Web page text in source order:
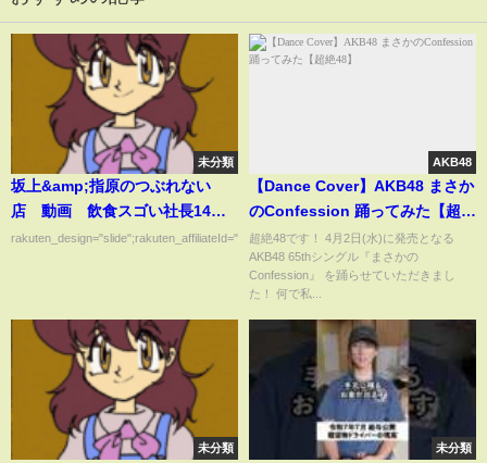
未分類
坂上&amp;指原のつぶれない
店 動画 飲食スゴい社長14名
が選ぶベスト10の名店 3月10日
rakuten_design="slide";rakuten_affiliateId="00ed0224.63...
AKB48
【Dance Cover】AKB48 まさか
のConfession 踊ってみた【超絶
48】
超絶48です！ 4月2日(水)に発売となる
AKB48 65thシングル『まさかの
Confession』 を踊らせていただきまし
た！ 何で私...
未分類 未分類